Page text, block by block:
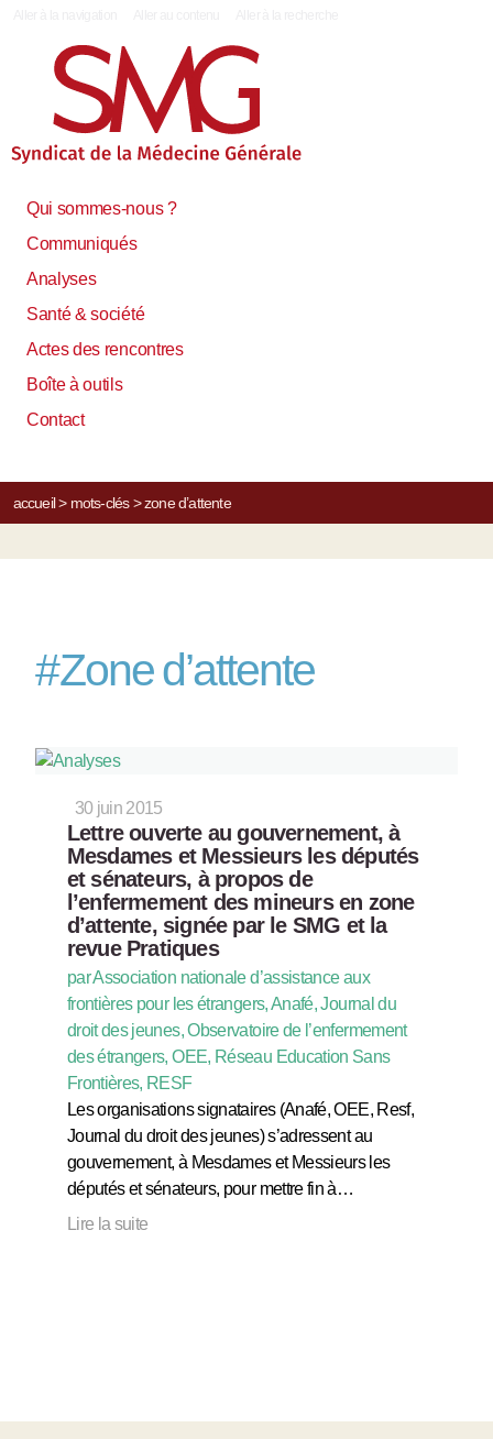
Qui sommes-nous ?
Communiqués
Analyses
Santé & société
Actes des rencontres
Boîte à outils
Contact
accueil> mots-clés> zone d’attente
#Zone d’attente
30 juin 2015
Lettre ouverte au gouvernement, à
Mesdames et Messieurs les députés
et sénateurs, à propos de
l’enfermement des mineurs en zone
d’attente, signée par le SMG et la
revue Pratiques
par Association nationale d’assistance aux
frontières pour les étrangers, Anafé, Journal du
droit des jeunes, Observatoire de l’enfermement
des étrangers, OEE, Réseau Education Sans
Frontières, RESF
Les organisations signataires (Anafé, OEE, Resf,
Journal du droit des jeunes) s’adressent au
gouvernement, à Mesdames et Messieurs les
députés et sénateurs, pour mettre fin à…
Lire la suite